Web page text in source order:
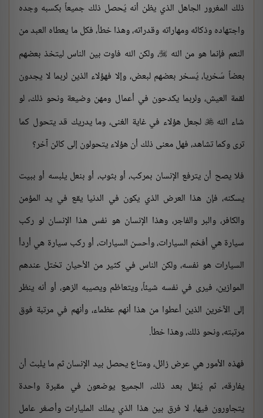
ذلك المغرور الجاهل الذي يظن أنه يُحصل ذلك جميعاً بكسبه وجده
واجتهاده وذكائه ومهاراته وقدراته، وهذا خطأ، فكل ما يعطاه العبد من
النعم فإنما هو من الله ، ولكن الله فاوت بين الناس ليتخذ بعضهم
بعضاً سُخريا، يُسخر بعضهم لبعض، وإلا فهؤلاء الذين لربما لا يجدون
لقمة العيش، ولربما يكدحون في أعمال ومهن وضيعة ونحو ذلك، لو
شاء الله لجعل هؤلاء في غاية الغنى، وما يدريك قد يتحول كما
ترى وكما تشاهد، فهل معنى ذلك أن هؤلاء يتحولون إلى كائن آخر؟
فلا يصح أن يترفع الإنسان بمركب، أو بثوب، أو بنعل يلبسه أو ببيت
يسكنه، فإن هذا العرض الذي يكون في الدنيا يقع في يد المؤمن
والكافر، والبر والفاجر، وهذا الإنسان هو نفس هذا الإنسان لو ركب
سيارة هي أفخم السيارات، وأحسن السيارات، أو ركب سيارة هي أردأ
السيارات هو نفسه، ولكن الناس في كثير من الأحيان تختل عندهم
الموازين، فيرى في نفسه شيئاً، ويتعاظم ويصيبه الزهو، أو أنه ينظر
إلى الآخرين الذين أعطوا من هذا أنهم عظماء، وأنهم في مرتبة فوق
مرتبته، ونحو ذلك، وهذا خطأ.
فهذه الأمور هي عرض زائل، ومتاع يحصل بيد الإنسان ثم ما يلبث أن
يفارقه، ثم يُنقل بعد ذلك، الجميع يوضعون في مقبرة واحدة
يتجاورون فيها، لا فرق بين هذا الذي يملك المليارات وأصغر عامل